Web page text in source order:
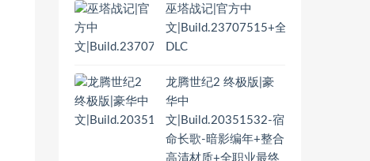
巫塔战记|官方中
文|Build.23707515+全
DLC
龙腾世纪2 终极版|豪
华中
文|Build.20351532-宿
命长歌-暗影编年+整合
高清材质+全职业最终